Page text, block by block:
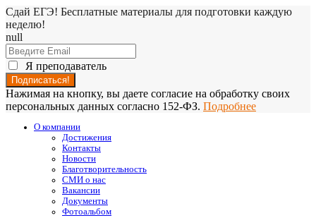
Сдай ЕГЭ! Бесплатные материалы для подготовки каждую
неделю!
null
Я преподаватель
Нажимая на кнопку, вы даете согласие на обработку своих
персональных данных согласно 152-ФЗ. Подробнее
О компании
Достижения
Контакты
Новости
Благотворительность
СМИ о нас
Вакансии
Документы
Фотоальбом